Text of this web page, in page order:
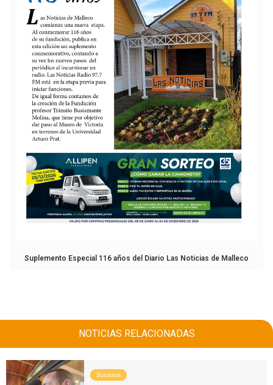
Suplemento Especial 116 años del Diario Las Noticias de Malleco
NOTICIAS RELACIONADAS
Sucesos